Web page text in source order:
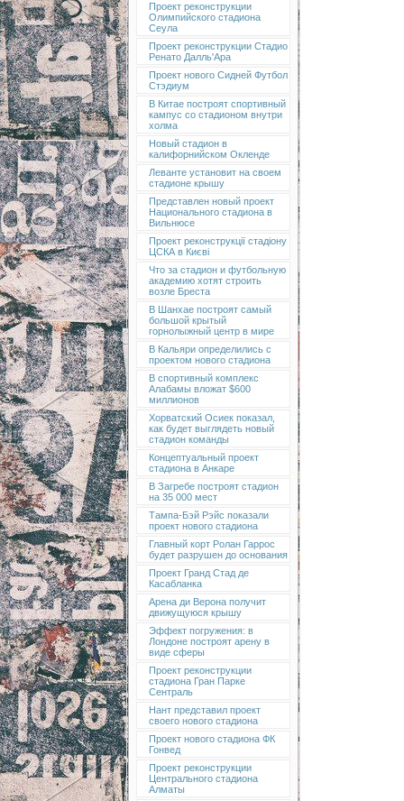
Проект реконструкции
Олимпийского стадиона
Сеула
Проект реконструкции Стадио
Ренато Далль'Ара
Проект нового Сидней Футбол
Стэдиум
В Китае построят спортивный
кампус со стадионом внутри
холма
Новый стадион в
калифорнийском Окленде
Леванте установит на своем
стадионе крышу
Представлен новый проект
Национального стадиона в
Вильнюсе
Проект реконструкції стадіону
ЦСКА в Києві
Что за стадион и футбольную
академию хотят строить
возле Бреста
В Шанхае построят самый
большой крытый
горнолыжный центр в мире
В Кальяри определились с
проектом нового стадиона
В спортивный комплекс
Алабамы вложат $600
миллионов
Хорватский Осиек показал,
как будет выглядеть новый
стадион команды
Концептуальный проект
стадиона в Анкаре
В Загребе построят стадион
на 35 000 мест
Тампа-Бэй Рэйс показали
проект нового стадиона
Главный корт Ролан Гаррос
будет разрушен до основания
Проект Гранд Стад де
Касабланка
Арена ди Верона получит
движущуюся крышу
Эффект погружения: в
Лондоне построят арену в
виде сферы
Проект реконструкции
стадиона Гран Парке
Сентраль
Нант представил проект
своего нового стадиона
Проект нового стадиона ФК
Гонвед
Проект реконструкции
Центрального стадиона
Алматы